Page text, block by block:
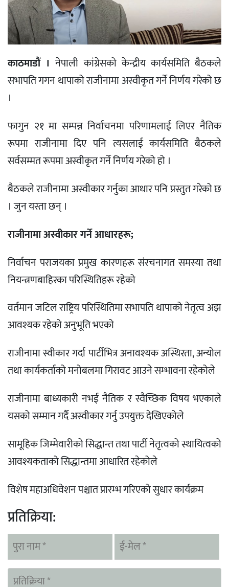
काठमाडौं । नेपाली कांग्रेसको केन्द्रीय कार्यसमिति बैठकले
सभापति गगन थापाको राजीनामा अस्वीकृत गर्ने निर्णय गरेको छ
।
फागुन २१ मा सम्पन्न निर्वाचनमा परिणामलाई लिएर नैतिक
रूपमा राजीनामा दिए पनि त्यसलाई कार्यसमिति बैठकले
सर्वसम्मत रूपमा अस्वीकृत गर्ने निर्णय गरेको हो ।
बैठकले राजीनामा अस्वीकार गर्नुका आधार पनि प्रस्तुत गरेको छ
। जुन यस्ता छन् ।
राजीनामा अस्वीकार गर्ने आधारहरू;
निर्वाचन पराजयका प्रमुख कारणहरू संरचनागत समस्या तथा
नियन्त्रणबाहिरका परिस्थितिहरू रहेको
वर्तमान जटिल राष्ट्रिय परिस्थितिमा सभापति थापाको नेतृत्व अझ
आवश्यक रहेको अनुभूति भएको
राजीनामा स्वीकार गर्दा पार्टीभित्र अनावश्यक अस्थिरता, अन्योल
तथा कार्यकर्ताको मनोबलमा गिरावट आउने सम्भावना रहेकोले
राजीनामा बाध्यकारी नभई नैतिक र स्वैच्छिक विषय भएकाले
यसको सम्मान गर्दै अस्वीकार गर्नु उपयुक्त देखिएकोले
सामूहिक जिम्मेवारीको सिद्धान्त तथा पार्टी नेतृत्वको स्थायित्वको
आवश्यकताको सिद्धान्तमा आधारित रहेकोले
विशेष महाअधिवेशन पश्चात प्रारम्भ गरिएको सुधार कार्यक्रम
प्रतिक्रिया: